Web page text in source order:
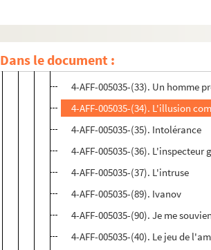
Dans le document :4-AFF-005035-(32). Homme
4-AFF-005035-(33). Un homme
4-AFF-005035-(34). L'illusion
4-AFF-005035-(35). Intolérance
4-AFF-005035-(36). L'inspecteur
4-AFF-005035-(37). L'intruse
4-AFF-005035-(89). Ivanov
4-AFF-005035-(90). Je me
4-AFF-005035-(40). Le jeu de